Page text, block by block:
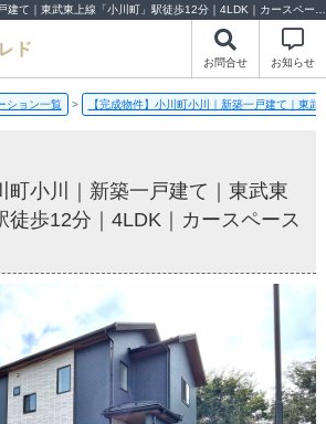
お問合せ お知らせ
ション一覧 > 【完成物件】小川町小川｜新築一戸建て｜東
町小川｜新築一戸建て｜東武東
徒歩12分｜4LDK｜カースペース